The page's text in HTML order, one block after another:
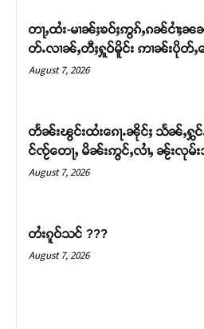
Support
တႃႇႁႂ်ႈသဵင်ၵၢင်ၸႂ်ၵူၼ်းမိူင်း ၵူ
တ်ႇ တူဝ်ႈလုမ်ႈၾႃႉၼၼ်ႉ ၶဝ်ႈ
Donate
တႃႇထႆး-မၢၼ်ႈၶဝ်ႈဢွၵ်ႇၵၼ်ငၢႆႈၼ
တ်ႉလၢၼ်ႇတီႈႁူဝ်မိူင်း ဢၢၼ်းပိုတ်ႇတ
August 7, 2026
တႅၼ်းၽွင်းထႆးၵေႃႉၼိုင်ႈ သႅၼ်ႇႁွင်
င်ၸႂ်တေႃႇ မိၼ်းဢွင်ႇလၢႆႇ ၼႂ်းလုမ်း
August 7, 2026
တႆးၵူဝ်သင် ???
August 7, 2026